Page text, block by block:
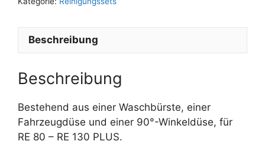
Beschreibung
Beschreibung
Bestehend aus einer Waschbürste, einer
Fahrzeugdüse und einer 90°-Winkeldüse, für
RE 80 – RE 130 PLUS.